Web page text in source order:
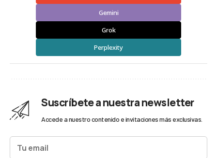
Gemini
Grok
Perplexity
Suscríbete a nuestra newsletter
Accede a nuestro contenido e invitaciones más exclusivas.